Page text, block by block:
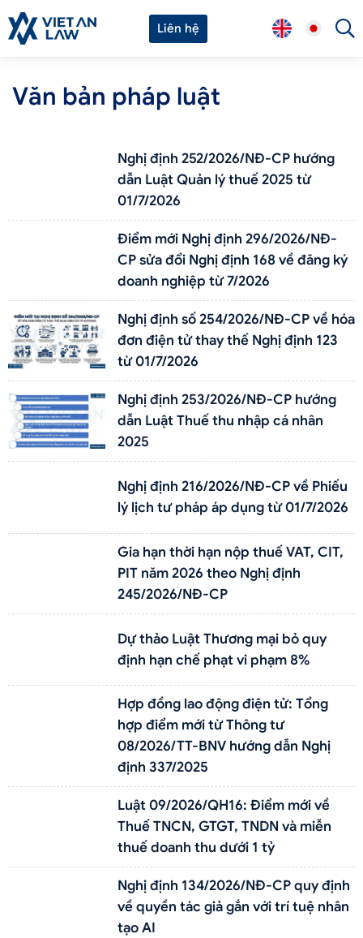
Liên hệ
Văn bản pháp luật
Nghị định 252/2026/NĐ-CP hướng
dẫn Luật Quản lý thuế 2025 từ
01/7/2026
Điểm mới Nghị định 296/2026/NĐ-
CP sửa đổi Nghị định 168 về đăng ký
doanh nghiệp từ 7/2026
Nghị định số 254/2026/NĐ-CP về hóa
đơn điện tử thay thế Nghị định 123
từ 01/7/2026
Nghị định 253/2026/NĐ-CP hướng
dẫn Luật Thuế thu nhập cá nhân
2025
Nghị định 216/2026/NĐ-CP về Phiếu
lý lịch tư pháp áp dụng từ 01/7/2026
Gia hạn thời hạn nộp thuế VAT, CIT,
PIT năm 2026 theo Nghị định
245/2026/NĐ-CP
Dự thảo Luật Thương mại bỏ quy
định hạn chế phạt vi phạm 8%
Hợp đồng lao động điện tử: Tổng
hợp điểm mới từ Thông tư
08/2026/TT-BNV hướng dẫn Nghị
định 337/2025
Luật 09/2026/QH16: Điểm mới về
Thuế TNCN, GTGT, TNDN và miễn
thuế doanh thu dưới 1 tỷ
Nghị định 134/2026/NĐ-CP quy định
về quyền tác giả gắn với trí tuệ nhân
tạo AI